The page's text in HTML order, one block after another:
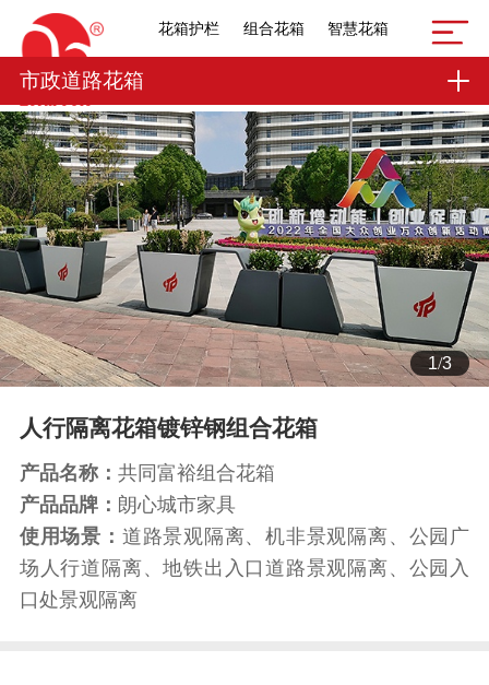
花箱护栏 组合花箱 智慧花箱
市政道路花箱
1/3
人行隔离花箱镀锌钢组合花箱
产品名称： 共同富裕组合花箱
产品品牌： 朗心城市家具
使用场景： 道路景观隔离、机非景观隔离、公园广
场人行道隔离、地铁出入口道路景观隔离、公园入
口处景观隔离